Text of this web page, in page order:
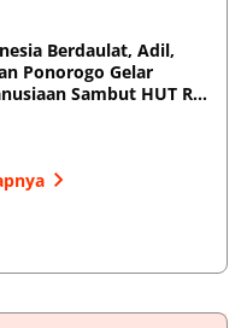
Berdaulat, Adil,
Ponorogo Gelar
Sambut HUT RI